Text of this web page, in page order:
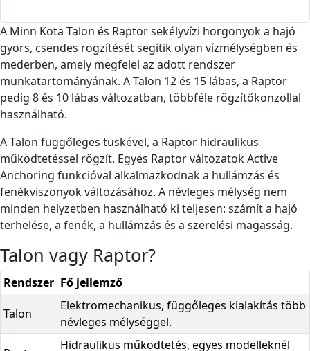
A Minn Kota Talon és Raptor sekélyvízi horgonyok a hajó
gyors, csendes rögzítését segítik olyan vízmélységben és
mederben, amely megfelel az adott rendszer
munkatartományának. A Talon 12 és 15 lábas, a Raptor
pedig 8 és 10 lábas változatban, többféle rögzítőkonzollal
használható.
A Talon függőleges tüskével, a Raptor hidraulikus
működtetéssel rögzít. Egyes Raptor változatok Active
Anchoring funkcióval alkalmazkodnak a hullámzás és
fenékviszonyok változásához. A névleges mélység nem
minden helyzetben használható ki teljesen: számít a hajó
terhelése, a fenék, a hullámzás és a szerelési magasság.
Talon vagy Raptor?
Rendszer Fő jellemző
Talon
Elektromechanikus, függőleges kialakítás több
névleges mélységgel.
Hidraulikus működtetés, egyes modelleknél